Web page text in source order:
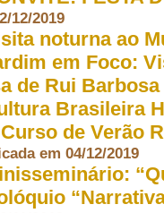
12/2019
noturna ao
em Foco:
de Rui Barbosa
Brasileira
de Verão
em 04/12/2019